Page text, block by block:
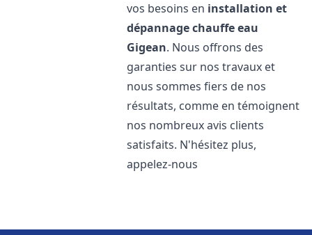
vos besoins en installation et
dépannage chauffe eau
Gigean. Nous offrons des
garanties sur nos travaux et
nous sommes fiers de nos
résultats, comme en témoignent
nos nombreux avis clients
satisfaits. N'hésitez plus,
appelez-nous